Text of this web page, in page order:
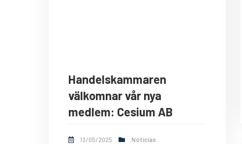
Handelskammaren
välkomnar vår nya
medlem: Cesium AB
13/05/2025 Noticias